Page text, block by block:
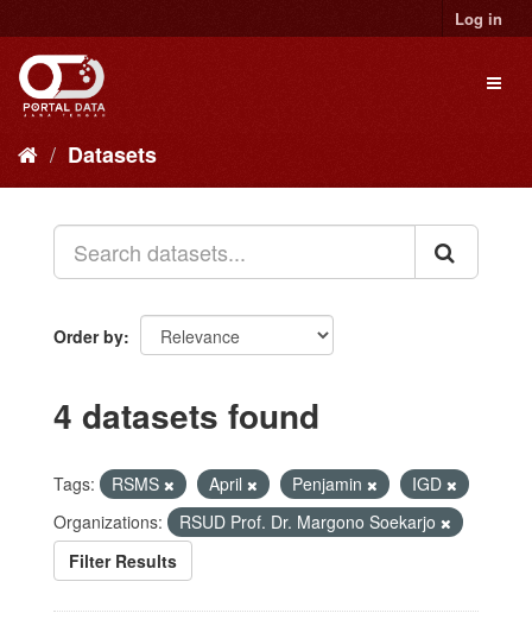
to
content
Log in
Datasets
Order by
4 datasets found
Tags: RSMS April Penjamin
IGD
Organizations:
RSUD Prof. Dr. Margono Soekarjo
Filter Results